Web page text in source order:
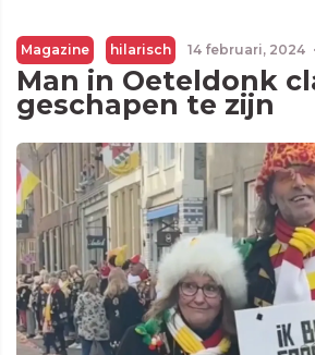
Magazine hilarisch 14 februari, 2024 ·
Man in Oeteldonk
geschapen te zijn